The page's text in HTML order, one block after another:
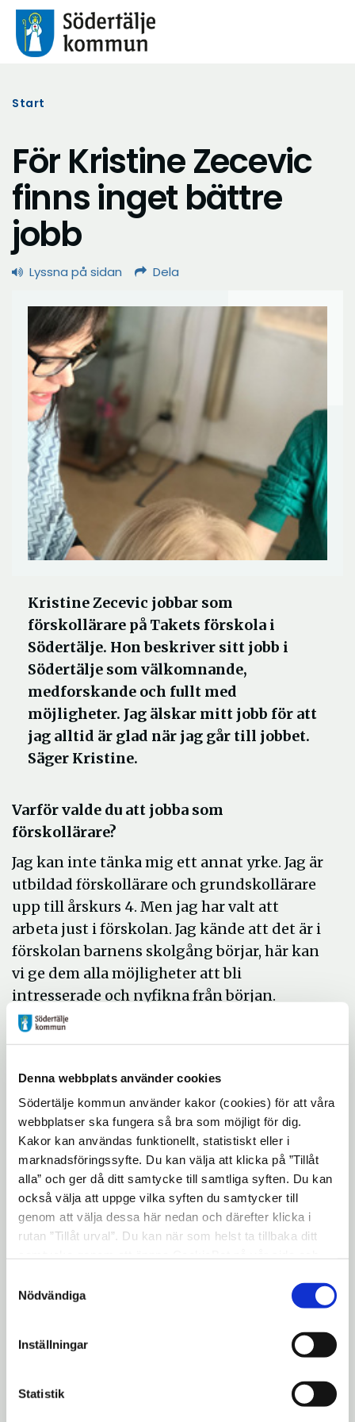
Denna webbplats använder cookies
Södertälje kommun använder kakor (cookies) för att våra
webbplatser ska fungera så bra som möjligt för dig.
Kakor kan användas funktionellt, statistiskt eller i
marknadsföringssyfte. Du kan välja att klicka på ”Tillåt
alla” och ger då ditt samtycke till samtliga syften. Du kan
också välja att uppge vilka syften du samtycker till
genom att välja dessa här nedan och därefter klicka i
rutan ”Tillåt urval”. Du kan när som helst ta tillbaka ditt
"Visa detaljer" kan du läsa om hur kakorna används och
hur vi och våra leverantörer inhämtar och behandlar
Nödvändiga
Inställningar
Statistik
Start
För Kristine Zecevic
finns inget bättre
jobb
Lyssna på sidan Dela
Kristine Zecevic jobbar som
förskollärare på Takets förskola i
Södertälje. Hon beskriver sitt jobb i
Södertälje som välkomnande,
medforskande och fullt med
möjligheter. Jag älskar mitt jobb för att
jag alltid är glad när jag går till jobbet.
Säger Kristine.
Varför valde du att jobba som
förskollärare?
Jag kan inte tänka mig ett annat yrke. Jag är
utbildad förskollärare och grundskollärare
upp till årskurs 4. Men jag har valt att
arbeta just i förskolan. Jag kände att det är i
förskolan barnens skolgång börjar, här kan
vi ge dem alla möjligheter att bli
intresserade och nyfikna från början.
välja att jobba i Södertälje kommun?
Vi har en väldig mångfald här, det tycker jag
är bra. Både barn och personal kommer från
olika länder och alla har så mycket att ge.
Det är många olika språk som talas hos barn
och personal, att personalen kan språken är
ett stort plus. Jag tycker också att det är en
väldigt trygg arbetsplats på Takets förskola.
Jag jobbade här för sex år sedan och när jag
kom tillbaka så kändes det tryggt, jag
kände igen mig. Det är en väldigt
välkomnande atmosfär och det märks att
alla som jobbar här verkligen vill vara här.